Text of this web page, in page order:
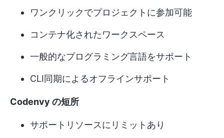
ワンクリックでプロジェクトに参加可能
コンテナ化されたワークスペース
一般的なプログラミング言語をサポート
CLI同期によるオフラインサポート
Codenvy の短所
サポートリソースにリミットあり